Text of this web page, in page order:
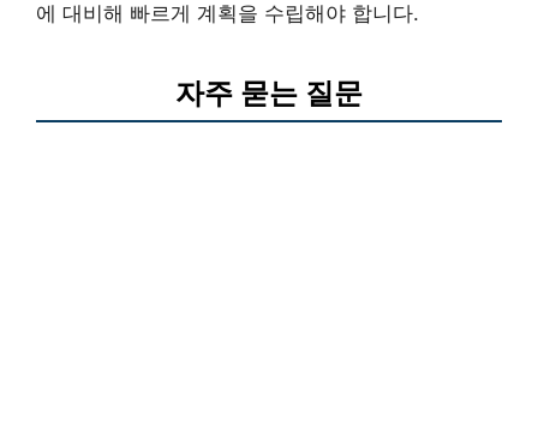
에 대비해 빠르게 계획을 수립해야 합니다.
자주 묻는 질문